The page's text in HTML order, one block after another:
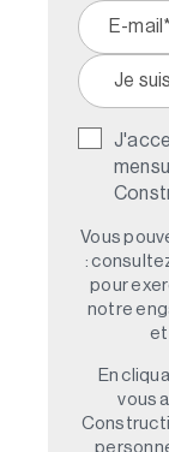
Vous
:
pour
notre
et
En
vous